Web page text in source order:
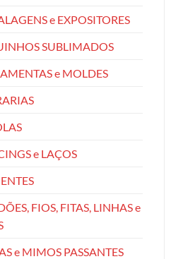
e EXPOSITORES
SUBLIMADOS
e MOLDES
e LAÇOS
FIOS, FITAS, LINHAS e
e MIMOS PASSANTES